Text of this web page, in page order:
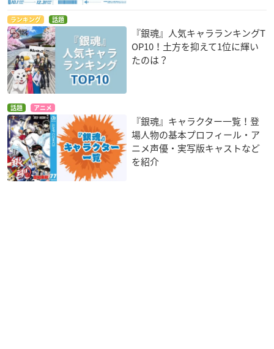
ランキング 話題
『銀魂』人気キャラランキングT
OP10！土方を抑えて1位に輝い
たのは？
話題 アニメ
『銀魂』キャラクター一覧！登
場人物の基本プロフィール・ア
ニメ声優・実写版キャストなど
を紹介